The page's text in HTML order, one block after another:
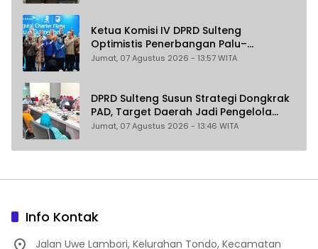
Ketua Komisi IV DPRD Sulteng
Optimistis Penerbangan Palu–
Guangzhou Dongkrak Ekspor dan
Jumat, 07 Agustus 2026 - 13:57 WITA
DPRD Sulteng Susun Strategi Dongkrak
PAD, Target Daerah Jadi Pengelola
Sekaligus Penghasil
Jumat, 07 Agustus 2026 - 13:46 WITA
Info Kontak
Jalan Uwe Lambori, Kelurahan Tondo, Kecamatan